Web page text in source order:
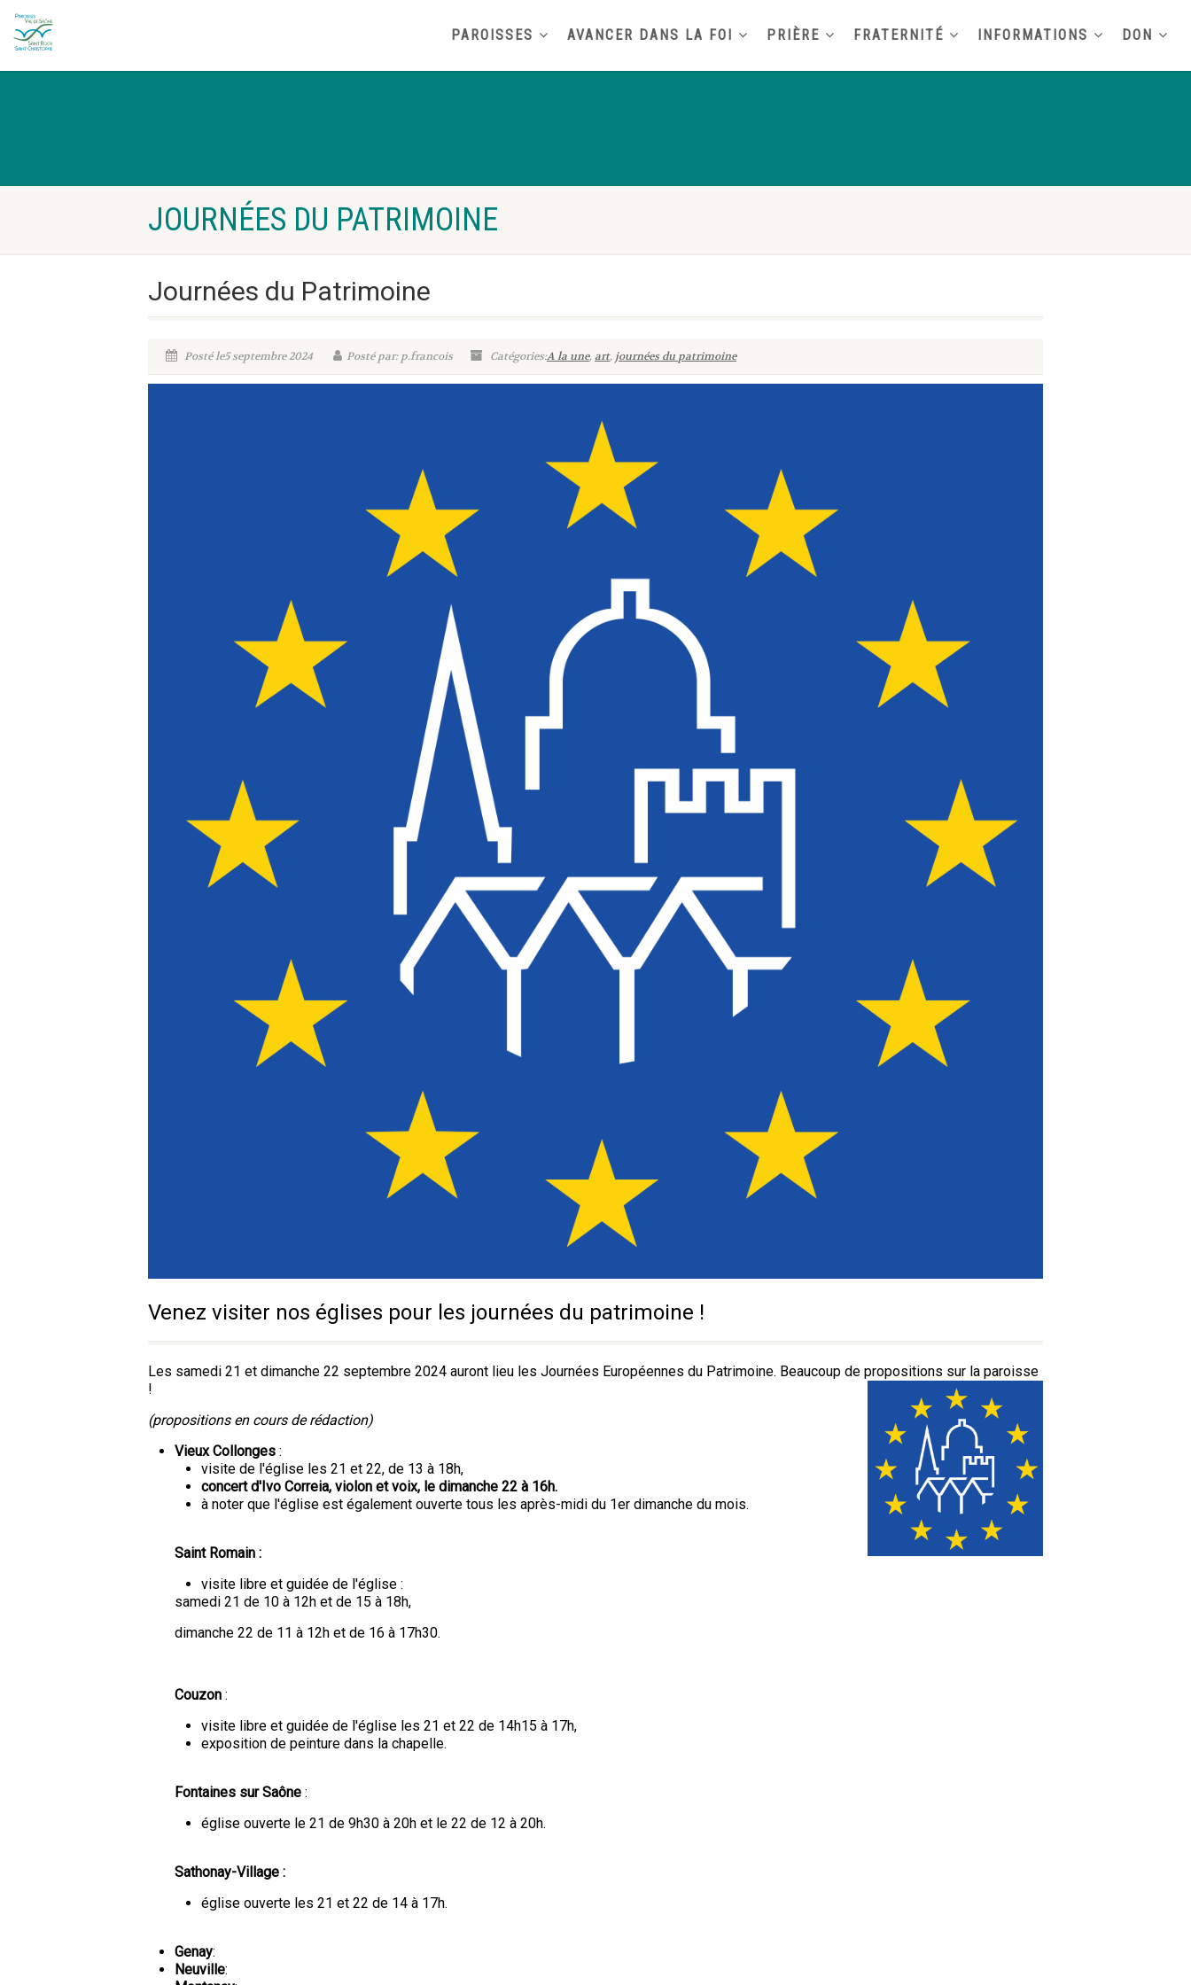
PAROISSES AVANCER DANS LA FOI PRIÈRE FRATERNITÉ INFORMATIONS DON
JOURNÉES DU PATRIMOINE
Journées du Patrimoine
Posté le5 septembre 2024 Posté par: p.francois Catégories:A la une, art, journées du patrimoine
Venez visiter nos églises pour les journées du patrimoine !
Les samedi 21 et dimanche 22 septembre 2024 auront lieu les Journées Européennes du Patrimoine. Beaucoup de propositions sur la paroisse
!
(propositions en cours de rédaction)
Vieux Collonges :
visite de l'église les 21 et 22, de 13 à 18h,
concert d'Ivo Correia, violon et voix, le dimanche 22 à 16h.
à noter que l'église est également ouverte tous les après-midi du 1er dimanche du mois.
Saint Romain :
visite libre et guidée de l'église :
samedi 21 de 10 à 12h et de 15 à 18h,
dimanche 22 de 11 à 12h et de 16 à 17h30.
Couzon :
visite libre et guidée de l'église les 21 et 22 de 14h15 à 17h,
exposition de peinture dans la chapelle.
Fontaines sur Saône :
église ouverte le 21 de 9h30 à 20h et le 22 de 12 à 20h.
Sathonay-Village :
église ouverte les 21 et 22 de 14 à 17h.
Genay:
Neuville: